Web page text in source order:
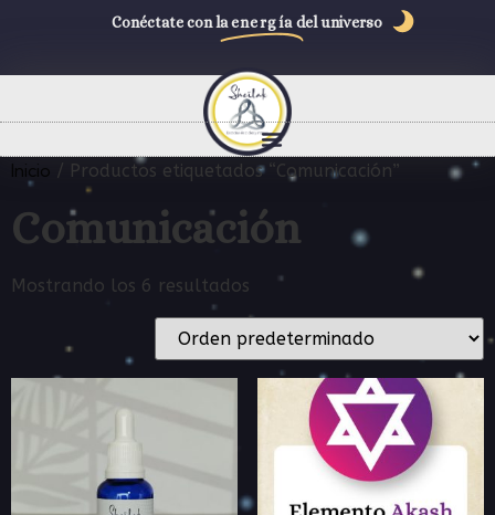
Conéctate con la energía del universo
Inicio / Productos etiquetados “Comunicación”
Comunicación
Mostrando los 6 resultados